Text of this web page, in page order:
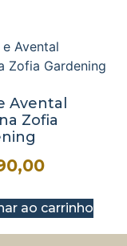
Avental
Zofia
ao carrinho